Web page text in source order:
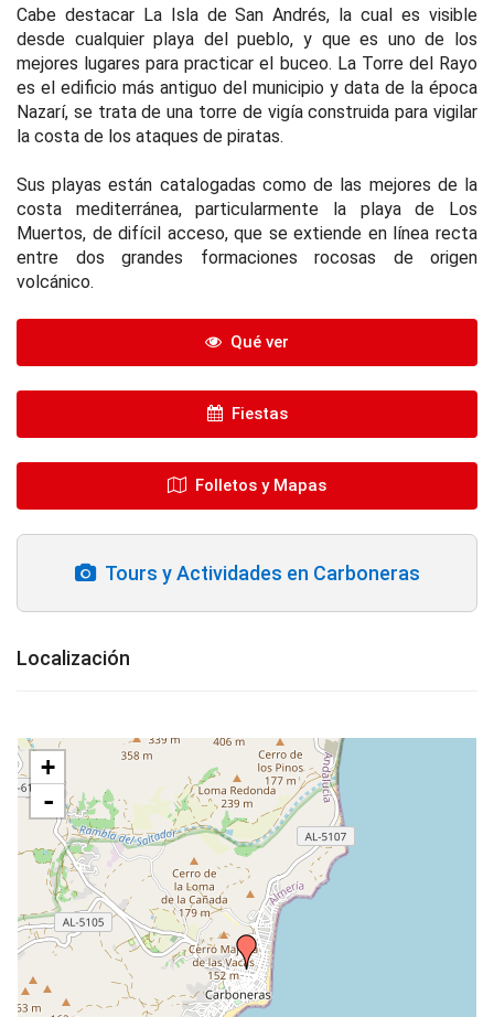
Cabe destacar La Isla de San Andrés, la cual es visible
desde cualquier playa del pueblo, y que es uno de los
mejores lugares para practicar el buceo. La Torre del Rayo
es el edificio más antiguo del municipio y data de la época
Nazarí, se trata de una torre de vigía construida para vigilar
la costa de los ataques de piratas.
Sus playas están catalogadas como de las mejores de la
costa mediterránea, particularmente la playa de Los
Muertos, de difícil acceso, que se extiende en línea recta
entre dos grandes formaciones rocosas de origen
volcánico.
Qué ver
Fiestas
Folletos y Mapas
Tours y Actividades en Carboneras
Localización
+
-